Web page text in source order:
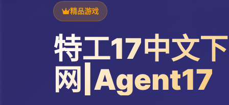
精品游戏
特工17中文
网|Agent17